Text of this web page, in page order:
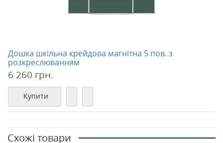
Дошка шкільна крейдова магнітна 5 пов. з
розкреслюванням
6 260 грн.
Купити
Схожі товари